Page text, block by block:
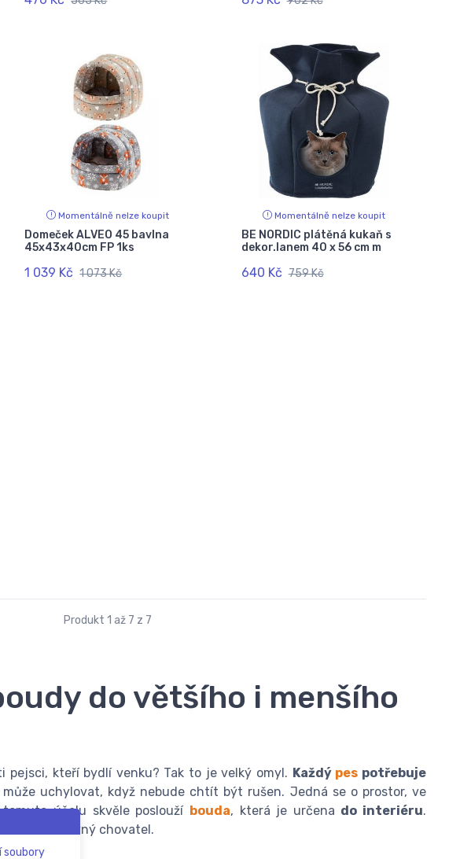
Momentálně nelze koupit
Domeček ALVEO 45 bavlna
45x43x40cm FP 1ks
1 039 Kč 1 073 Kč
Momentálně nelze koupit
BE NORDIC plátěná kukaň s
dekor.lanem 40 x 56 cm m
640 Kč 759 Kč
Produkt 1 až 7 z 7
do většího i menšího
pejsci, kteří bydlí venku? Tak to je velký omyl. Každý pes potřebuje
může uchylovat, když nebude chtít být rušen. Jedná se o prostor, ve
účelu skvěle poslouží bouda, která je určena do interiéru.
každý správný chovatel.
soubory